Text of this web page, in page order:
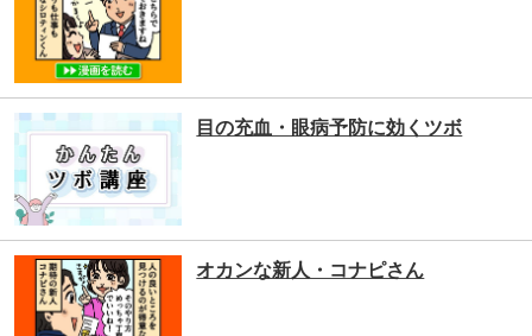
目の充血・眼病予防に効くツボ
オカンな新人・コナピさん